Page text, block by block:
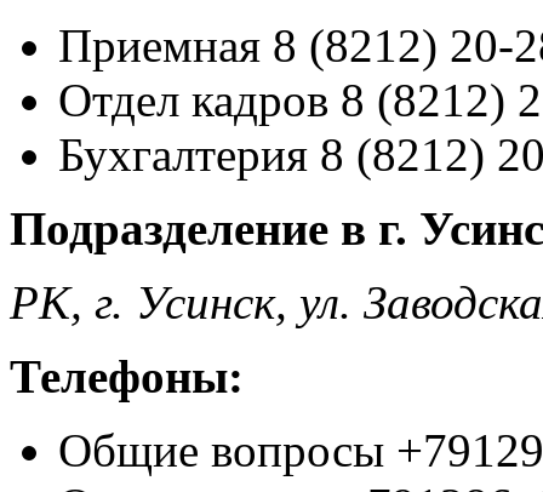
Приемная 8 (8212) 20-
Отдел кадров 8 (8212)
Бухгалтерия 8 (8212)
Подразделение в г.
РК, г. Усинск, ул.
Телефоны:
Общие вопросы